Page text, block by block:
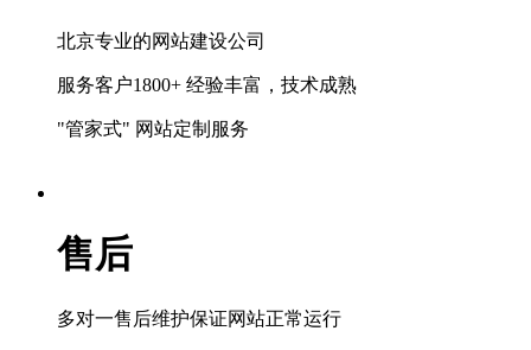
北京专业的网站建设公司
服务客户1800+ 经验丰富，技术成熟
"管家式" 网站定制服务
售后
多对一售后维护保证网站正常运行